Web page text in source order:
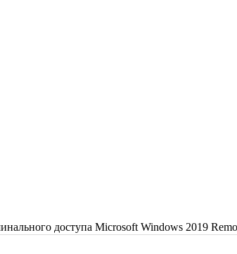
доступа Microsoft Windows 2019